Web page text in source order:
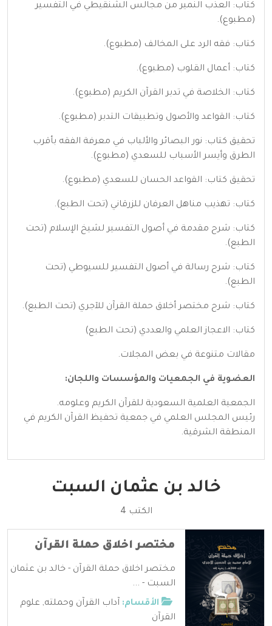
كتاب: العذب النمير من مجالس الشنقيطي في التفسير
(مطبوع).
كتاب: فقه الرد على المخالف (مطبوع).
كتاب: أعمال القلوب (مطبوع).
كتاب: الخلاصة في تدبر القرآن الكريم (مطبوع).
كتاب: القواعد والأصول وتطبيقات التدبر (مطبوع).
تحقيق كتاب: نور البصائر والألباب في معرفة الفقه بأقرب
الطرق وأيسر الأسباب للسعدي (مطبوع).
تحقيق كتاب: القواعد الحسان للسعدي (مطبوع).
كتاب: تهذيب مناهل العرفان للزرقاني (تحت الطبع).
كتاب: شرح مقدمة في أصول التفسير لشيخ الإسلام (تحت
الطبع).
كتاب: شرح رسالة في أصول التفسير للسيوطي (تحت
الطبع).
كتاب: شرح مختصر أخلاق حملة القرآن للآجري (تحت الطبع).
كتاب: الاعجاز العلمي والعددي (تحت الطبع)
مقالات متنوعة في بعض المجلات.
العضوية في الجمعيات والمؤسسات واللجان:
الجمعية العلمية السعودية للقرآن الكريم وعلومه.
رئيس المجلس العلمي في جمعية تحفيظ القرآن الكريم في
المنطقة الشرقية.
خالد بن عثمان السبت
الكتب 4
مختصر اخلاق حملة القرآن
مختصر اخلاق حملة القرآن - خالد بن عثمان
السبت - ...
الأقسام: آداب القرآن وحملته, علوم
القرآن